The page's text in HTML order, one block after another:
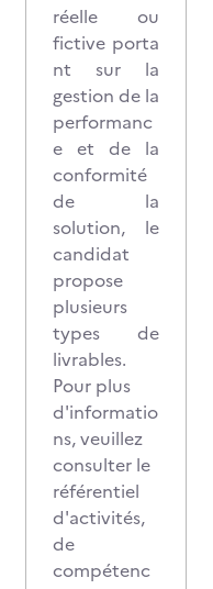
réelle ou
fictive porta
nt sur la
gestion de la
performanc
e et de la
conformité
de la
solution, le
candidat
propose
plusieurs
types de
livrables.
Pour plus
d'informatio
ns, veuillez
consulter le
référentiel
d'activités,
de
compétenc